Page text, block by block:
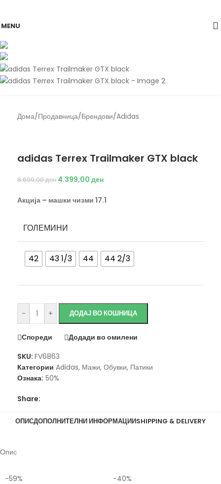
MENU
-49%
Дома/Продавница/Брендови/Adidas
adidas Terrex Trailmaker GTX black
8.699,00ден 4.399,00 ден
Акција – машки чизми 17.1
ГОЛЕМИНИ
42 43 1/3 44 44 2/3
- + ДОДАЈ ВО КОШНИЦА
Спореди
Додади во омилени
SKU: FV6863
Категории Adidas, Мажи, Обувки, Патики
Ознака: 50%
Share:
ОПИСДОПОЛНИТЕЛНИ ИНФОРМАЦИИSHIPPING & DELIVERY
Опис
-59% -40%